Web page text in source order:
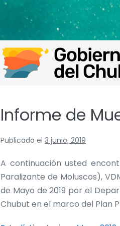
Informe de
Publicado el 3 junio, 2019
A continuación usted
Paralizante de Moluscos),
de Mayo de 2019 por el
Chubut en el marco del Plan